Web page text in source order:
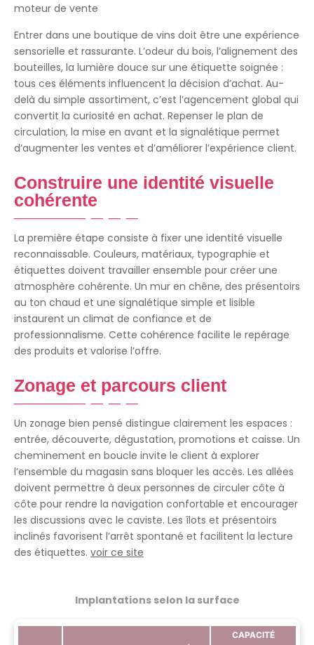
moteur de vente
Entrer dans une boutique de vins doit être une expérience
sensorielle et rassurante. L’odeur du bois, l’alignement des
bouteilles, la lumière douce sur une étiquette soignée :
tous ces éléments influencent la décision d’achat. Au-
delà du simple assortiment, c’est l’agencement global qui
convertit la curiosité en achat. Repenser le plan de
circulation, la mise en avant et la signalétique permet
d’augmenter les ventes et d’améliorer l’expérience client.
Construire une identité visuelle
cohérente
La première étape consiste à fixer une identité visuelle
reconnaissable. Couleurs, matériaux, typographie et
étiquettes doivent travailler ensemble pour créer une
atmosphère cohérente. Un mur en chêne, des présentoirs
au ton chaud et une signalétique simple et lisible
instaurent un climat de confiance et de
professionnalisme. Cette cohérence facilite le repérage
des produits et valorise l’offre.
Zonage et parcours client
Un zonage bien pensé distingue clairement les espaces :
entrée, découverte, dégustation, promotions et caisse. Un
cheminement en boucle invite le client à explorer
l’ensemble du magasin sans bloquer les accès. Les allées
doivent permettre à deux personnes de circuler côte à
côte pour rendre la navigation confortable et encourager
les discussions avec le caviste. Les îlots et présentoirs
inclinés favorisent l’arrêt spontané et facilitent la lecture
des étiquettes. voir ce site
Implantations selon la surface
CAPACITÉ